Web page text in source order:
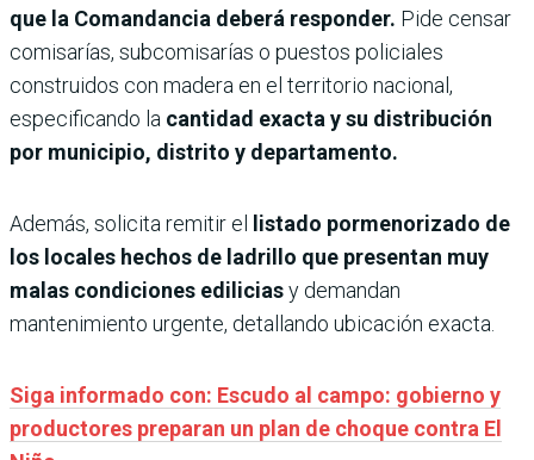
que la Comandancia deberá responder. Pide censar
comisarías, subcomisarías o puestos policiales
construidos con madera en el territorio nacional,
especificando la cantidad exacta y su distribución
por municipio, distrito y departamento.
Además, solicita remitir el
listado pormenorizado de
los locales hechos de ladrillo que presentan muy
malas condiciones ediliciasy demandan
mantenimiento urgente, detallando ubicación exacta.
Siga informado con: Escudo al campo: gobierno y
productores preparan un plan de choque contra El